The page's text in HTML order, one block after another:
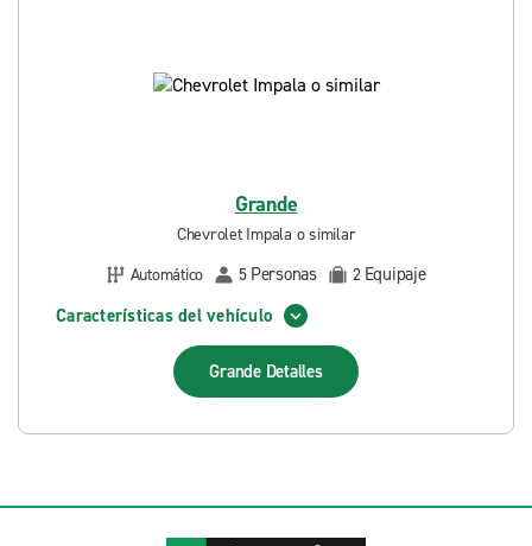
Grande
Chevrolet Impala o similar
Automático
5 Personas 2 Equipaje
Características del vehículo
Grande Detalles